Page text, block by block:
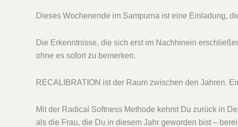
Dieses Wochenende im Sampurna ist eine Einladung,
Die Erkenntnisse, die sich erst im Nachhinein
ohne es sofort zu bemerken.
RECALIBRATION ist der Raum zwischen den Jahren.
Mit der Radical Softness Methode kehrst Du zurück in
als die Frau, die Du in diesem Jahr geworden bist –